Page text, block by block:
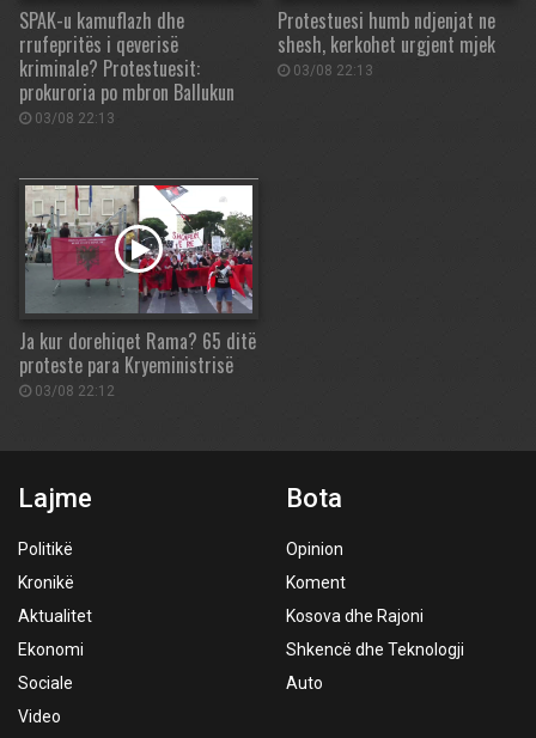
SPAK-u kamuflazh dhe
rrufepritës i qeverisë
kriminale? Protestuesit:
prokuroria po mbron Ballukun
03/08 22:13
Protestuesi humb ndjenjat ne
shesh, kerkohet urgjent mjek
03/08 22:13
Ja kur dorehiqet Rama? 65 ditë
proteste para Kryeministrisë
03/08 22:12
Lajme
Politikë
Kronikë
Aktualitet
Ekonomi
Sociale
Video
Bota
Opinion
Koment
Kosova dhe Rajoni
Shkencë dhe Teknologji
Auto